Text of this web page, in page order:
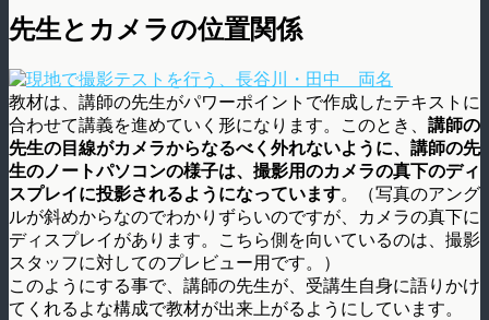
先生とカメラの位置関係
教材は、講師の先生がパワーポイントで作成したテキストに
合わせて講義を進めていく形になります。このとき、 講師の
先生の目線がカメラからなるべく外れないように、講師の先
生のノートパソコンの様子は、撮影用のカメラの真下のディ
スプレイに投影されるようになっています。（写真のアング
ルが斜めからなのでわかりずらいのですが、カメラの真下に
ディスプレイがあります。こちら側を向いているのは、撮影
スタッフに対してのプレビュー用です。）
このようにする事で、講師の先生が、受講生自身に語りかけ
てくれるよな構成で教材が出来上がるようにしています。